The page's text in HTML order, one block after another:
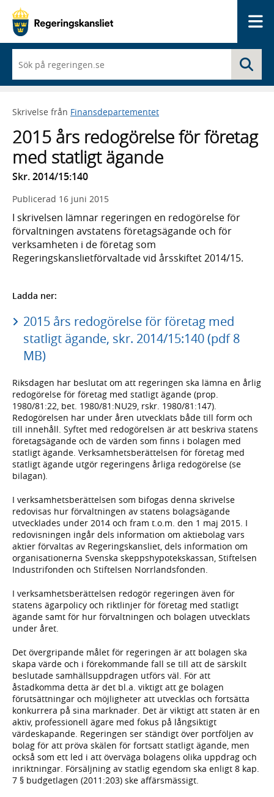
du
börjar
skriva
framträder
lista
med
sökförslag
Skrivelse från Finansdepartementet
2015 års redogörelse för företag
med statligt ägande
Skr. 2014/15:140
Publicerad 16 juni 2015
I skrivelsen lämnar regeringen en redogörelse för
förvaltningen avstatens företagsägande och för
verksamheten i de företag som
Regeringskanslietförvaltade vid årsskiftet 2014/15.
Ladda ner:
2015 års redogörelse för företag med
statligt ägande, skr. 2014/15:140 (pdf 8
MB)
Riksdagen har beslutat om att regeringen ska lämna en årlig
redogörelse för företag med statligt ägande (prop.
1980/81:22, bet. 1980/81:NU29, rskr. 1980/81:147).
Redogörelsen har under åren utvecklats både till form och
till innehåll. Syftet med redogörelsen är att beskriva statens
företagsägande och de värden som finns i bolagen med
statligt ägande. Verksamhetsberättelsen för företag med
statligt ägande utgör regeringens årliga redogörelse (se
bilagan).
I verksamhetsberättelsen som bifogas denna skrivelse
redovisas hur förvaltningen av statens bolagsägande
utvecklades under 2014 och fram t.o.m. den 1 maj 2015. I
redovisningen ingår dels information om aktiebolag vars
aktier förvaltas av Regeringskansliet, dels information om
organisationerna Svenska skeppshypotekskassan, Stiftelsen
Industrifonden och Stiftelsen Norrlandsfonden.
I verksamhetsberättelsen redogör regeringen även för
statens ägarpolicy och riktlinjer för företag med statligt
ägande samt för hur förvaltningen och bolagen utvecklats
under året.
Det övergripande målet för regeringen är att bolagen ska
skapa värde och i förekommande fall se till att de särskilt
beslutade samhällsuppdragen utförs väl. För att
åstadkomma detta är det bl.a. viktigt att ge bolagen
förutsättningar och möjligheter att utvecklas och fortsätta
konkurrera på sina marknader. Det är viktigt att staten är en
aktiv, professionell ägare med fokus på långsiktigt
värdeskapande. Regeringen ser ständigt över portföljen av
bolag för att pröva skälen för fortsatt statligt ägande, men
också som ett led i att överväga bolagens olika uppdrag och
inriktningar. Försäljning av statlig egendom ska enligt 8 kap.
7 § budgetlagen (2011:203) ske affärsmässigt.